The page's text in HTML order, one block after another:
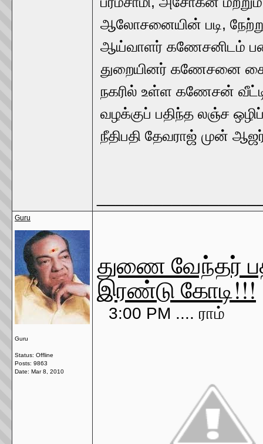
ஆலோசனையின் படி, நேற்று
ஆய்வாளர் கணேசனிடம்
துறையினர் கணேசனை
நகரில் உள்ள கணேசன்
வழக்குப் பதிந்த லஞ்ச
நீதிபதி தேவராஜ் முன்
Guru
Guru
Status: Offline
Posts: 9863
Date: Mar 8, 2010
துணை வேந்தர்
இரண்டு கோடி!!!
3:00 PM .... ராம்